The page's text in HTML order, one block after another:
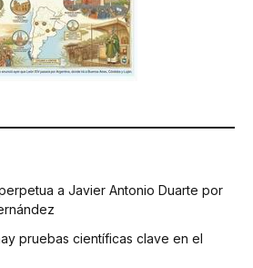
a Javier Antonio Duarte por
pruebas científicas clave en el